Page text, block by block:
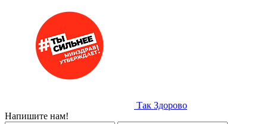
Так Здорово
Напишите нам!